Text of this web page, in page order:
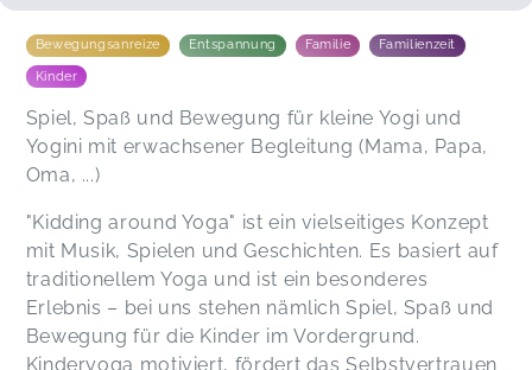
gestalteten Yogastunden von und mit dir💛 Du
liebst das was du machst und das kommt in den
Herzen unserer Kinder (und auch bei uns
und bis bald. Wir werden mal wieder mit dir
meditieren,lachen und ganz nebenbei Asanas
üben☺️
Bewegungsanreize Entspannung Familie Familienzeit
Kinder
Spiel, Spaß und Bewegung für kleine Yogi und
Yogini mit erwachsener Begleitung (Mama, Papa,
Oma, ...)
"Kidding around Yoga" ist ein vielseitiges Konzept
mit Musik, Spielen und Geschichten. Es basiert auf
traditionellem Yoga und ist ein besonderes
Erlebnis – bei uns stehen nämlich Spiel, Spaß und
Bewegung für die Kinder im Vordergrund.
Kinderyoga motiviert, fördert das Selbstvertrauen